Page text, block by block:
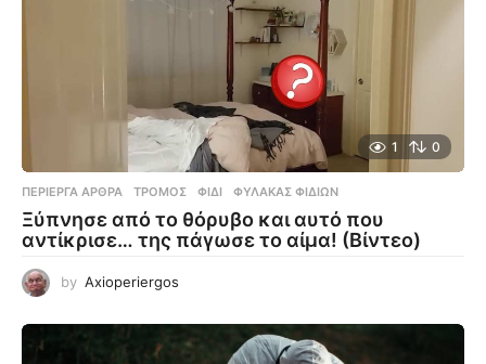
1 0
ΠΕΡΊΕΡΓΑ ΆΡΘΡΑ ΤΡΌΜΟΣ ,ΦΊΔΙ ,ΦΎΛΑΚΑΣ ΦΙΔΙΏΝ
Ξύπνησε από το θόρυβο και αυτό που
αντίκρισε… της πάγωσε το αίμα! (Βίντεο)
by Axioperiergos